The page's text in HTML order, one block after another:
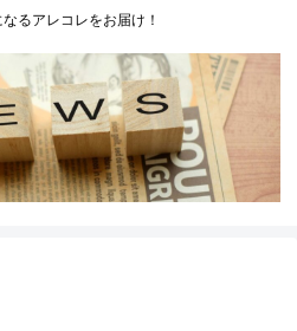
るアレコレをお届け！